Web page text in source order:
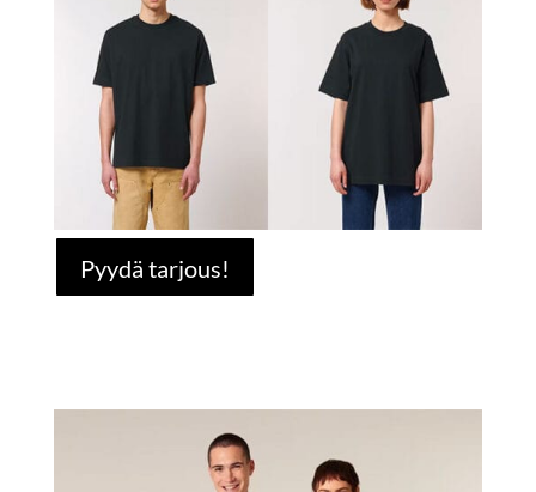
Pyydä tarjous!